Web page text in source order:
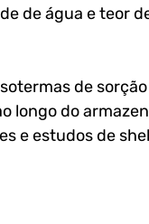
de água e teor
de
longo do
e estudos de